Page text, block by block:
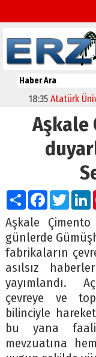
Atatürk
Aşkale
PaylaşFacebook
Aşkale
günlerde
fabrikaların
asılsız
yayımlandı.
çevreye ve
bilinciyle
bu yana
mevzuatına